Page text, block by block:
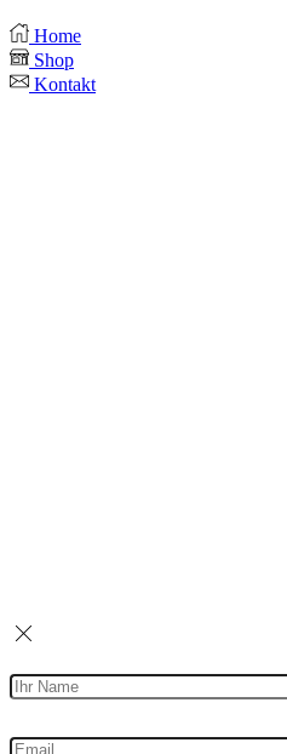
Home
Shop
Kontakt